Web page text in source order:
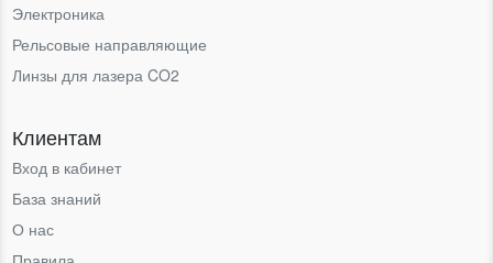
Электроника
Рельсовые направляющие
Линзы для лазера CO2
Клиентам
Вход в кабинет
База знаний
О нас